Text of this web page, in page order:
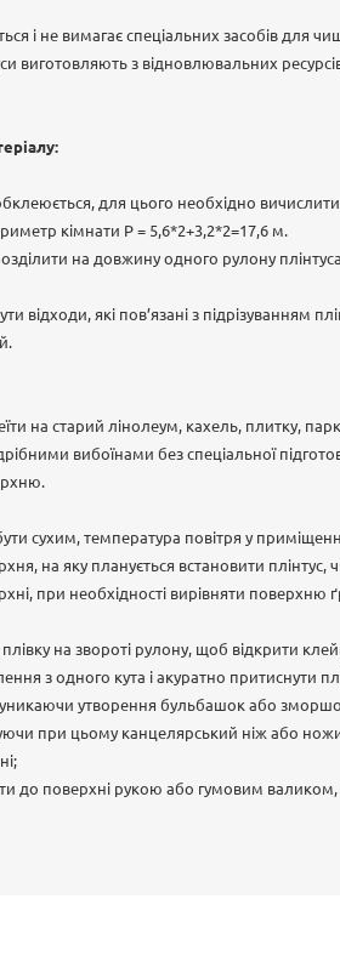
і не вимагає спеціальних засобів для
виготовляють з відновлювальних
для цього необхідно
кімнати Р = 5,6*2+3,2*2=17,6 м.
на довжину одного рулону
відходи, які пов’язані з підрізуванням
на старий лінолеум, кахель, плитку,
вибоїнами без спеціальної
сухим, температура повітря у
на яку планується встановити плінтус,
при необхідності вирівняти поверхню
на звороті рулону, щоб відкрити
з одного кута і акуратно притиснути
уникаючи утворення бульбашок або
при цьому канцелярський ніж або
до поверхні рукою або гумовим